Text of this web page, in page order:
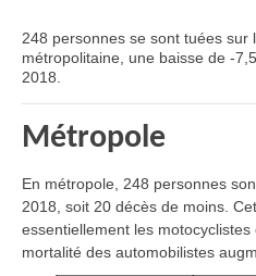
248 personnes se sont tuées sur
métropolitaine, une baisse de -
2018.
Métropole
En métropole, 248 personnes
2018, soit 20 décès de moins.
essentiellement les
mortalité des automobilistes